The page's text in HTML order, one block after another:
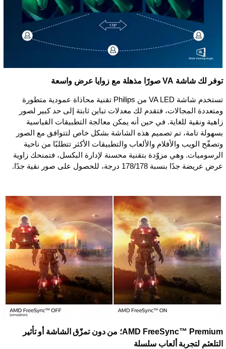
توفر لك شاشة VA صورًا مذهلة مع زوايا عرض واسعة
تستخدم شاشة VA LED من Philips تقنية محاذاة عمودية متطورة
ومتعددة المجالات، فتقدم لك معدلات تباين ثابتة إلى حد كبير لصور
زاهية ونقية للغاية. في حين أنه يمكن معالجة التطبيقات القياسية
بسهولة تامة، تم تصميم هذه الشاشة بشكل خاص لتتوافق مع الصور
وتصفّح الويب والأفلام والألعاب والتطبيقات الأكثر تتطلبًا من ناحية
الرسوميات. وهي مزوّدة بتقنية محسنة لإدارة البكسل، فتمنحك زاوية
عرض عريضة جدًا بنسبة 178/178 درجة، للحصول على صور نقية جدًا.
AMD FreeSync™ Premium؛ من دون تمزّق الشاشة أو تأثير
التلعثم لتجربة ألعاب سلسلة